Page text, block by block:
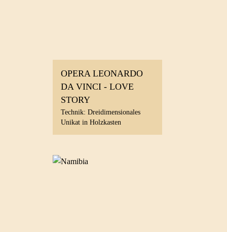
OPERA LEONARDO
DA VINCI - LOVE
STORY
Technik: Dreidimensionales
Unikat in Holzkasten